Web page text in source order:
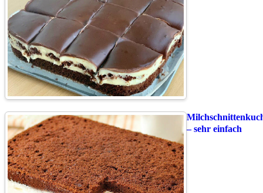
– sehr einfach